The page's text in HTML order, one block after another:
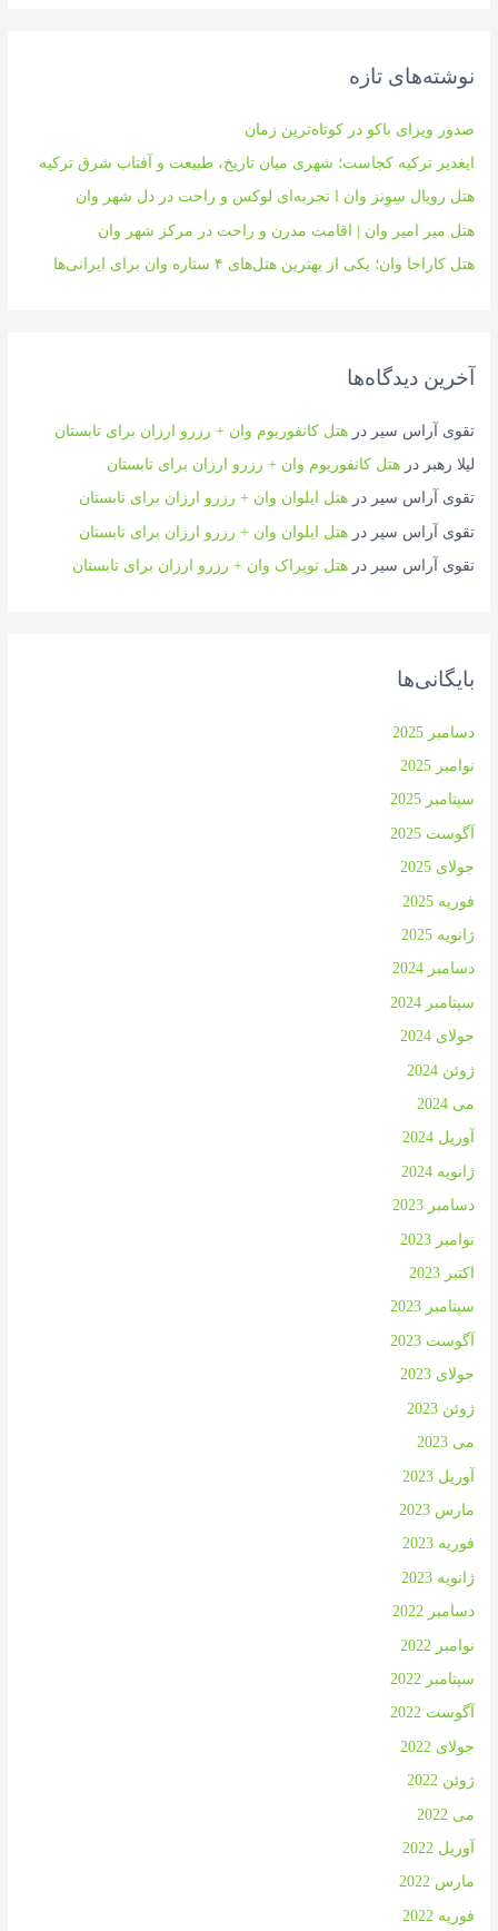
ی
نوشته‌های تازه
صدور ویزای باکو در کوتاه‌ترین زمان
ایغدیر ترکیه کجاست؛ شهری میان تاریخ، طبیعت و آفتاب شرق ترکیه
هتل رویال سِوِنز وان l تجربه‌ای لوکس و راحت در دل شهر وان
هتل میر امیر وان | اقامت مدرن و راحت در مرکز شهر وان
هتل کاراجا وان؛ یکی از بهترین هتل‌های ۴ ستاره وان برای ایرانی‌ها
آخرین دیدگاه‌ها
تقوی آراس سیر درهتل کانفوریوم وان + رزرو ارزان برای تابستان
لیلا رهبر درهتل کانفوریوم وان + رزرو ارزان برای تابستان
تقوی آراس سیر درهتل ایلوان وان + رزرو ارزان برای تابستان
تقوی آراس سیر درهتل ایلوان وان + رزرو ارزان برای تابستان
تقوی آراس سیر درهتل توپراک وان + رزرو ارزان برای تابستان
بایگانی‌ها
دسامبر 2025
نوامبر 2025
سپتامبر 2025
آگوست 2025
جولای 2025
فوریه 2025
ژانویه 2025
دسامبر 2024
سپتامبر 2024
جولای 2024
ژوئن 2024
می 2024
آوریل 2024
ژانویه 2024
دسامبر 2023
نوامبر 2023
اکتبر 2023
سپتامبر 2023
آگوست 2023
جولای 2023
ژوئن 2023
می 2023
آوریل 2023
مارس 2023
فوریه 2023
ژانویه 2023
دسامبر 2022
نوامبر 2022
سپتامبر 2022
آگوست 2022
جولای 2022
ژوئن 2022
می 2022
آوریل 2022
مارس 2022
فوریه 2022